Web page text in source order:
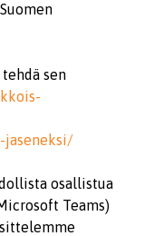
sen
jaseneksi/
osallistua
Teams)